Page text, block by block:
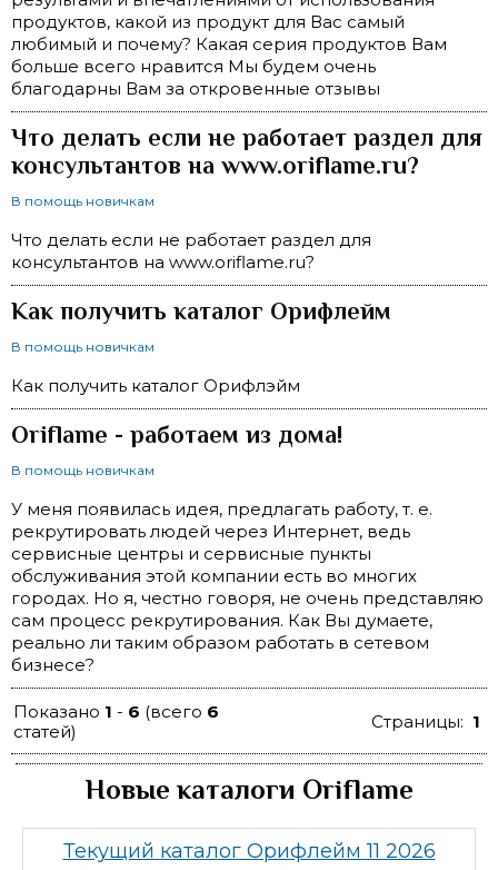
продуктов, какой из продукт для Вас самый
любимый и почему? Какая серия продуктов Вам
больше всего нравится Мы будем очень
благодарны Вам за откровенные отзывы
Что делать если не работает раздел для
консультантов на www.oriflame.ru?
В помощь новичкам
Что делать если не работает раздел для
консультантов на www.oriflame.ru?
Как получить каталог Орифлейм
В помощь новичкам
Как получить каталог Орифлэйм
Oriflame - работаем из дома!
В помощь новичкам
У меня появилась идея, предлагать работу, т. е.
рекрутировать людей через Интернет, ведь
сервисные центры и сервисные пункты
обслуживания этой компании есть во многих
городах. Но я, честно говоря, не очень представляю
сам процесс рекрутирования. Как Вы думаете,
реально ли таким образом работать в сетевом
бизнесе?
Показано 1 - 6 (всего 6
статей)
Страницы: 1
Новые каталоги Oriflame
Текущий каталог Орифлейм 11 2026